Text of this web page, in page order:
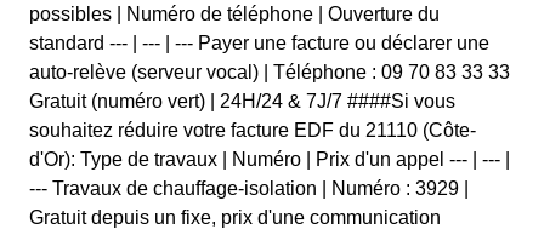
possibles | Numéro de téléphone | Ouverture du
standard --- | --- | --- Payer une facture ou déclarer une
auto-relève (serveur vocal) | Téléphone : 09 70 83 33 33
Gratuit (numéro vert) | 24H/24 & 7J/7 ####Si vous
souhaitez réduire votre facture EDF du 21110 (Côte-
d'Or): Type de travaux | Numéro | Prix d'un appel --- | --- |
--- Travaux de chauffage-isolation | Numéro : 3929 |
Gratuit depuis un fixe, prix d'une communication